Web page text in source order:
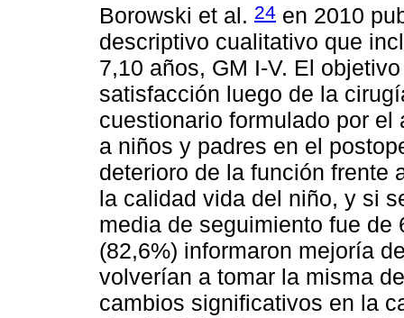
Borowski et al. 24 en 2010
descriptivo cualitativo que
7,10 años, GM I-V. El
satisfacción luego de la
cuestionario formulado por
a niños y padres en el
deterioro de la función frente
la calidad vida del niño, y si
media de seguimiento fue de
(82,6%) informaron mejoría
volverían a tomar la misma
cambios significativos en la